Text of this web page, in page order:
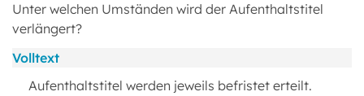
Unter welchen Umständen wird der Aufenthaltstitel
verlängert?
Volltext
Aufenthaltstitel werden jeweils befristet erteilt.